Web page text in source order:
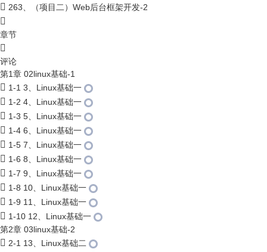
263、（项目二）Web后台框架开发-2
章节
评论
第1章 02linux基础-1
1-1 3、Linux基础一
1-2 4、Linux基础一
1-3 5、Linux基础一
1-4 6、Linux基础一
1-5 7、Linux基础一
1-6 8、Linux基础一
1-7 9、Linux基础一
1-8 10、Linux基础一
1-9 11、Linux基础一
1-10 12、Linux基础一
第2章 03linux基础-2
2-1 13、Linux基础二